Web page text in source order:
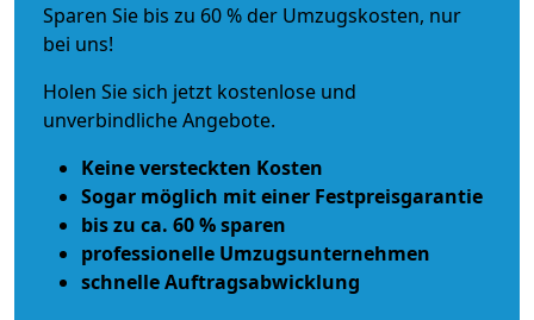
Sparen Sie bis zu 60 % der Umzugskosten, nur
bei uns!
Holen Sie sich jetzt kostenlose und
unverbindliche Angebote.
Keine versteckten Kosten
Sogar möglich mit einer Festpreisgarantie
bis zu ca. 60 % sparen
professionelle Umzugsunternehmen
schnelle Auftragsabwicklung